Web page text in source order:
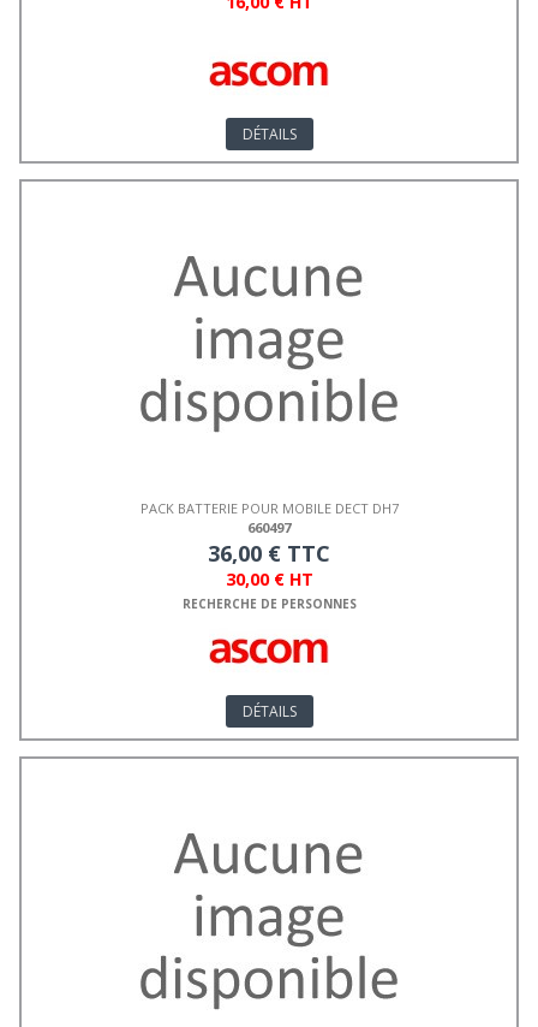
DÉTAILS
PACK BATTERIE POUR MOBILE DECT DH7
660497
36,00 € TTC
30,00 € HT
RECHERCHE DE PERSONNES
DÉTAILS